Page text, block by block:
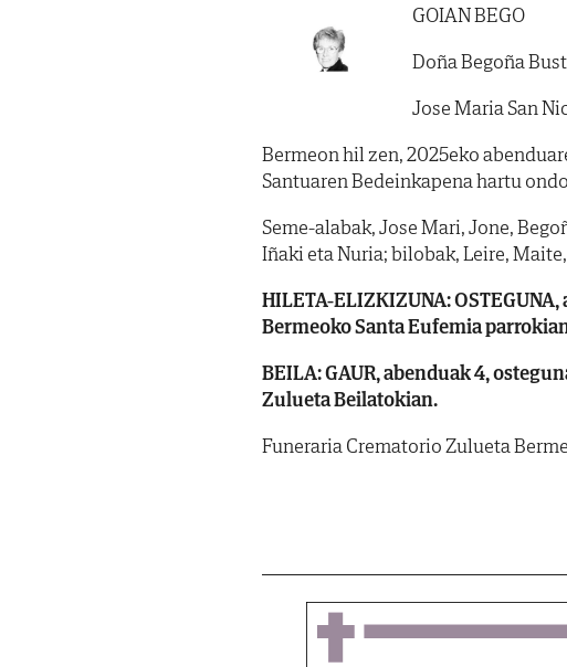
GOIAN BEGO
Doña Begoña
Jose Maria San
Bermeon hil zen, 2025eko
Santuaren Bedeinkapena hartu
Seme-alabak, Jose Mari, Jone,
Iñaki eta Nuria; bilobak, Leire,
HILETA-ELIZKIZUNA:
Bermeoko Santa Eufemia
BEILA: GAUR, abenduak 4,
Zulueta Beilatokian.
Funeraria Crematorio Zulueta